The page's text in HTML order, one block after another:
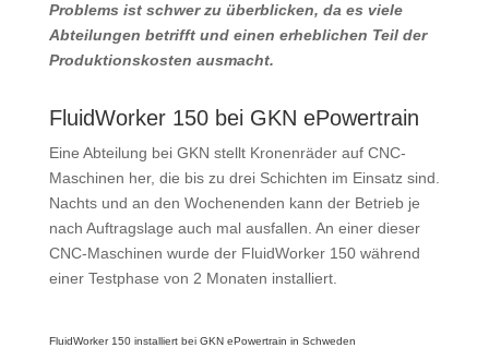
Problems ist schwer zu überblicken, da es viele
Abteilungen betrifft und einen erheblichen Teil der
Produktions­kosten ausmacht.
FluidWorker 150 bei GKN ePowertrain
Eine Abteilung bei GKN stellt Kronen­räder auf CNC-
Maschinen her, die bis zu drei Schichten im Einsatz sind.
Nachts und an den Wochen­enden kann der Betrieb je
nach Auftragslage auch mal ausfallen. An einer dieser
CNC-Maschinen wurde der FluidWorker 150 während
einer Testphase von 2 Monaten installiert.
FluidWorker 150 installiert bei GKN ePowertrain in Schweden